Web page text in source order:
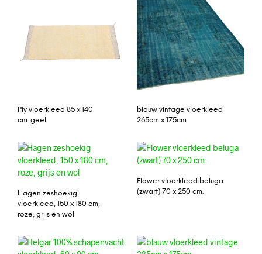
Ply vloerkleed 85 x 140
cm. geel
blauw vintage vloerkleed
265cm x 175cm
Hagen zeshoekig
vloerkleed, 150 x 180 cm,
roze, grijs en wol
Flower vloerkleed beluga
(zwart) 70 x 250 cm.